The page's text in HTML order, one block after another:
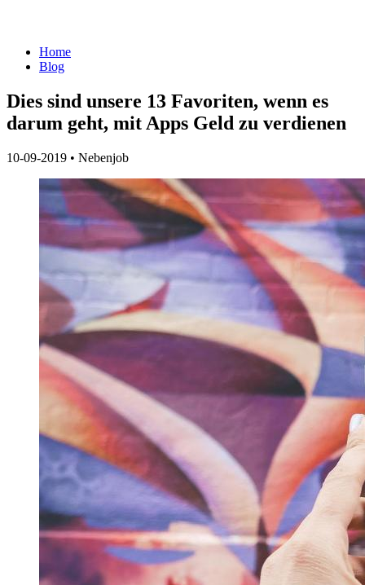
Home
Blog
Dies sind unsere 13 Favoriten, wenn es
darum geht, mit Apps Geld zu verdienen
10-09-2019 • Nebenjob